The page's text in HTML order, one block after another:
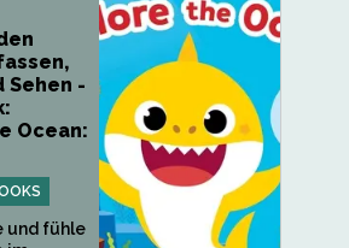
Sehen -
Ocean:
und fühle